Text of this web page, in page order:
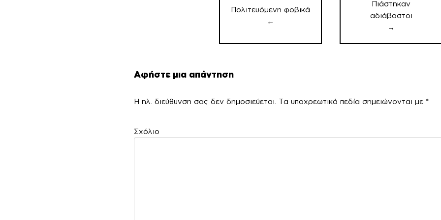
Πολιτευόμενη φοβικά
←
Πιάστηκαν
αδιάβαστοι
→
Αφήστε μια απάντηση
Η ηλ. διεύθυνση σας δεν δημοσιεύεται. Τα υποχρεωτικά πεδία σημειώνονται με *